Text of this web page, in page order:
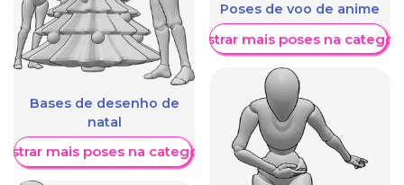
Bases de desenho de
natal
mais poses na categoria
Poses de voo de anime
Mostrar mais poses na